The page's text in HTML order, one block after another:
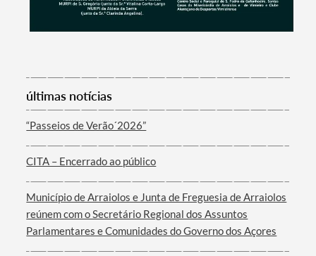
Categorias gerais
Filtros
últimas notícias
“Passeios de Verão´2026”
CITA – Encerrado ao público
Município de Arraiolos e Junta de Freguesia de Arraiolos
reúnem com o Secretário Regional dos Assuntos
Parlamentares e Comunidades do Governo dos Açores